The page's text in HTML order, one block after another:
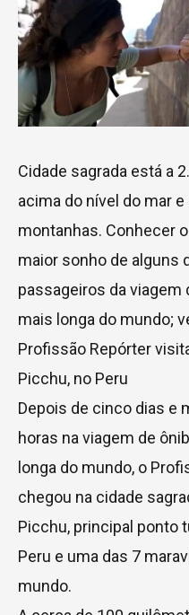
Cidade sagrada está a
acima do nível do mar e
montanhas. Conhecer
maior sonho de alguns
passageiros da viagem
mais longa do mundo;
Profissão Repórter
Picchu, no Peru
Depois de cinco dias e
horas na viagem de
longa do mundo, o
chegou na cidade
Picchu, principal ponto
Peru e uma das 7
mundo.